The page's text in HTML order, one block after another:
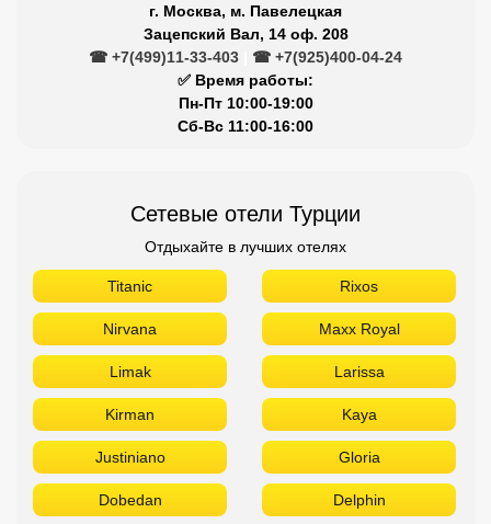
г. Москва, м. Павелецкая
Зацепский Вал, 14 оф. 208
☎ +7(499)11-33-403
☎ +7(925)400-04-24
✅ Время работы:
Пн-Пт 10:00-19:00
Сб-Вс 11:00-16:00
Сетевые отели Турции
Отдыхайте в лучших отелях
Titanic Rixos
Nirvana Maxx Royal
Limak Larissa
Kirman Kaya
Justiniano Gloria
Dobedan Delphin